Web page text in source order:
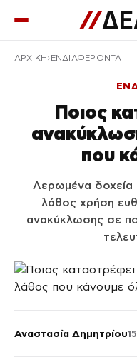
ΑΡΧΙΚΉ ΕΝΔΙΑΦΕΡΟΝΤΑ
Ποιος
που
Λερωμένα δοχεία
λάθος χρήση
ανακύκλωσης σε
Αναστασία Δημητρίου